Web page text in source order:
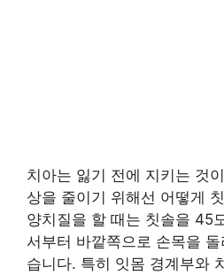
치아는 잃기 전에 지키는 것
상을 줄이기 위해선 어떻게
양치질을 할 때는 칫솔을 45
서부터 바깥쪽으로 손목을
습니다. 특히 잇몸 경계부와